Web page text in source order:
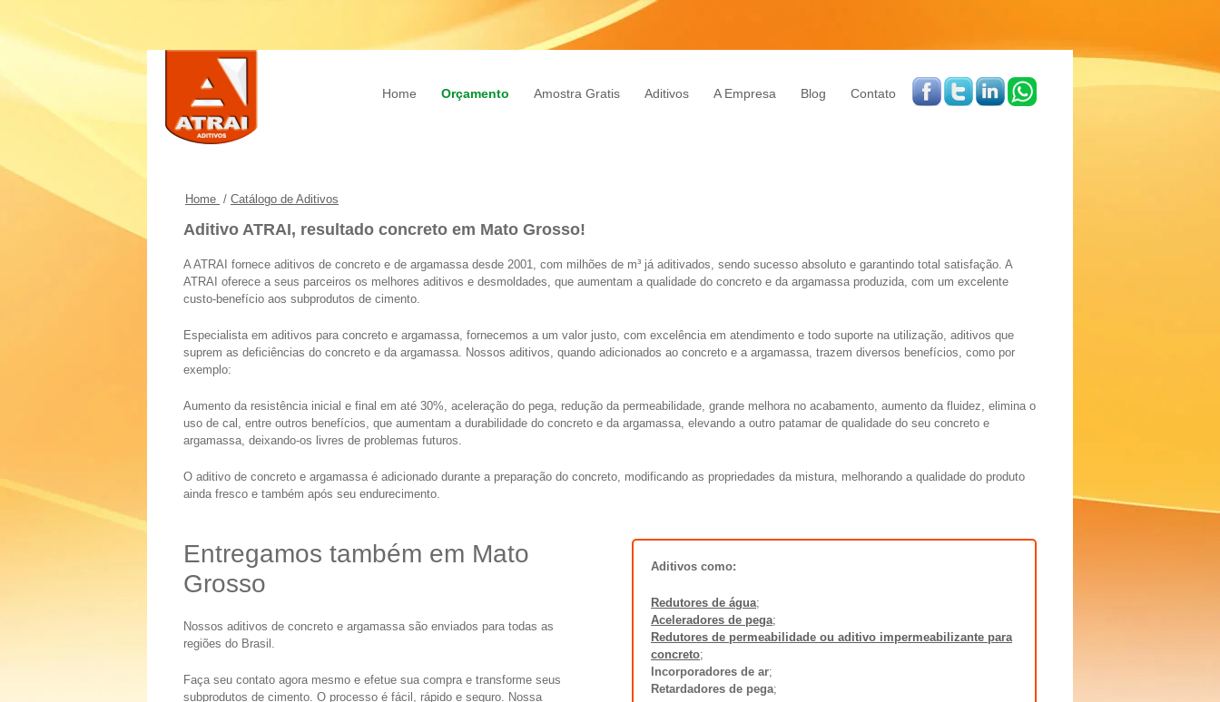
Home Orçamento Amostra Gratis Aditivos A Empresa Blog Contato
Home / Catálogo de Aditivos
Aditivo ATRAI, resultado concreto em Mato Grosso!
A ATRAI fornece aditivos de concreto e de argamassa desde 2001, com milhões de m³ já aditivados, sendo sucesso absoluto e garantindo total satisfação. A
ATRAI oferece a seus parceiros os melhores aditivos e desmoldades, que aumentam a qualidade do concreto e da argamassa produzida, com um excelente
custo-benefício aos subprodutos de cimento.
Especialista em aditivos para concreto e argamassa, fornecemos a um valor justo, com excelência em atendimento e todo suporte na utilização, aditivos que
suprem as deficiências do concreto e da argamassa. Nossos aditivos, quando adicionados ao concreto e a argamassa, trazem diversos benefícios, como por
exemplo:
Aumento da resistência inicial e final em até 30%, aceleração do pega, redução da permeabilidade, grande melhora no acabamento, aumento da fluidez, elimina o
uso de cal, entre outros benefícios, que aumentam a durabilidade do concreto e da argamassa, elevando a outro patamar de qualidade do seu concreto e
argamassa, deixando-os livres de problemas futuros.
O aditivo de concreto e argamassa é adicionado durante a preparação do concreto, modificando as propriedades da mistura, melhorando a qualidade do produto
ainda fresco e também após seu endurecimento.
Entregamos também em Mato
Grosso
Nossos aditivos de concreto e argamassa são enviados para todas as
regiões do Brasil.
Faça seu contato agora mesmo e efetue sua compra e transforme seus
subprodutos de cimento. O processo é fácil, rápido e seguro. Nossa
Aditivos como:
Redutores de água;
Aceleradores de pega;
Redutores de permeabilidade ou aditivo impermeabilizante para
concreto;
Incorporadores de ar;
Retardadores de pega;